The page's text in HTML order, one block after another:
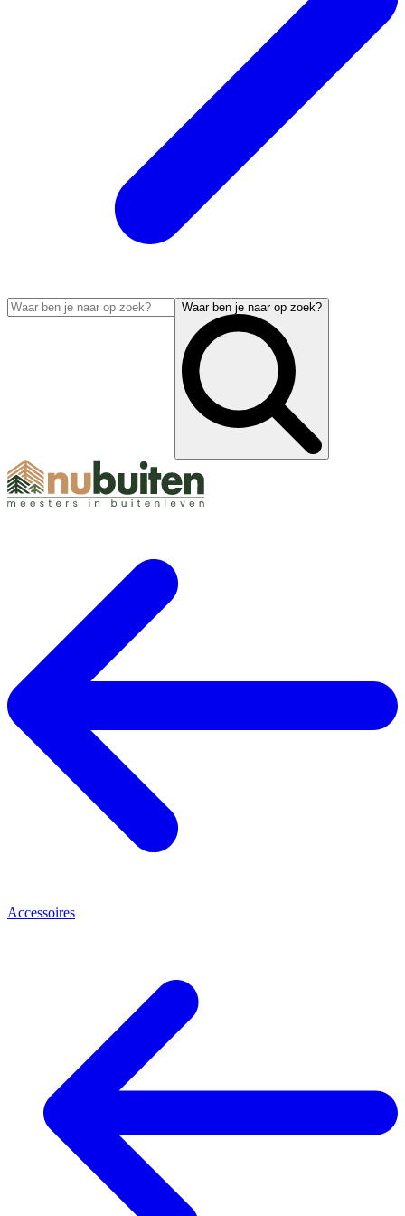
Waar ben je naar op zoek?
Accessoires